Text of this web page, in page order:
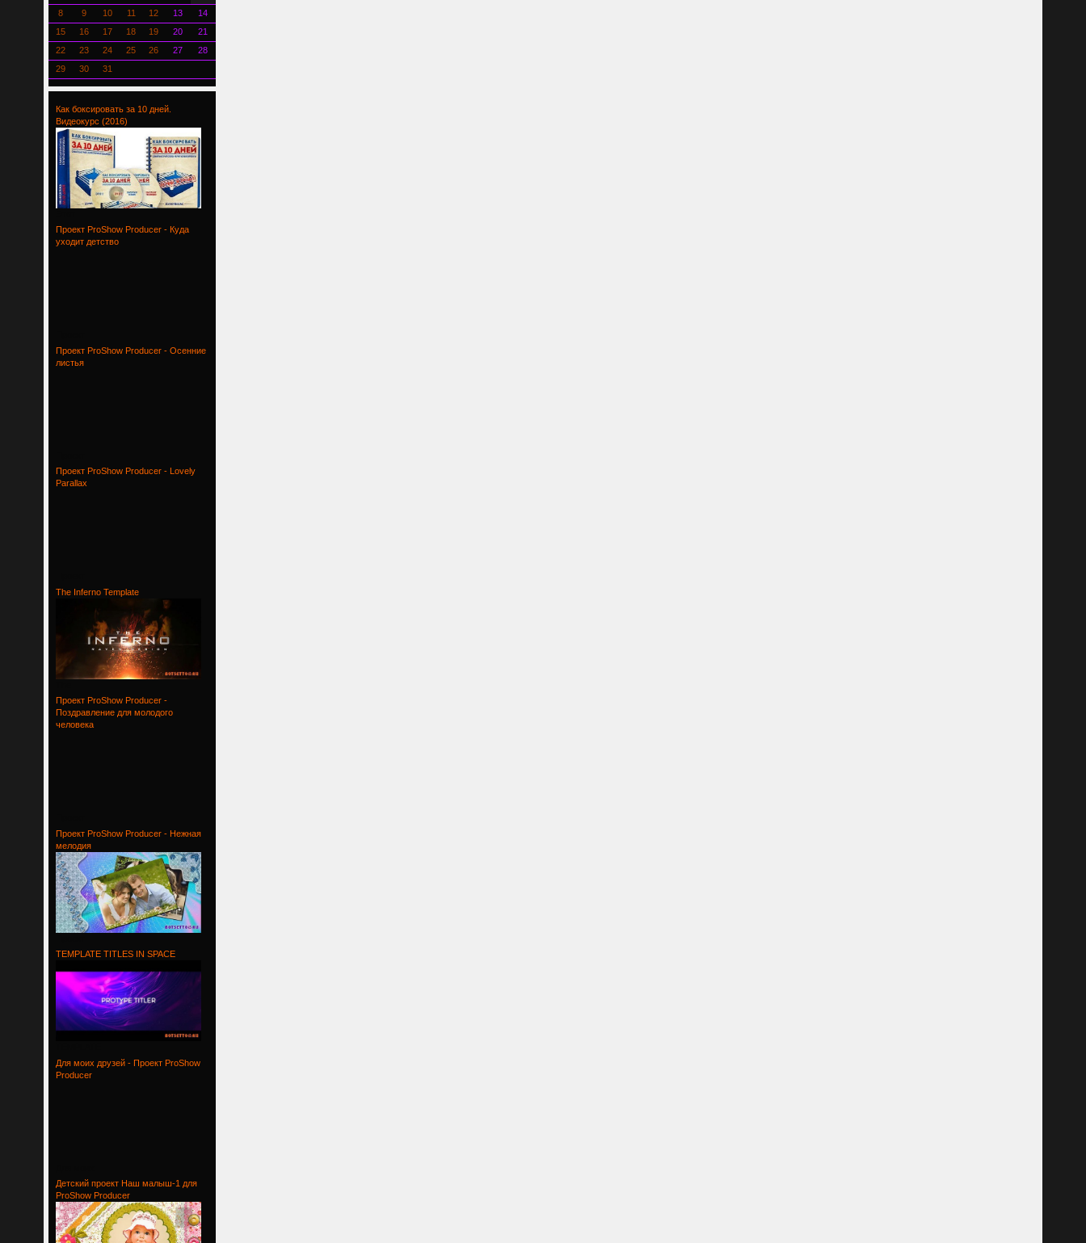
8
9 10 11 12 13
14
15
16 17 18 19 20
21
22
23 24 25 26 27
28
29
30 31
Как боксировать за 10 дней.
Видеокурс (2016)
Проект ProShow Producer - Куда
уходит детство
Проект ProShow Producer - Осенние
листья
Проект ProShow Producer - Lovely
Parallax
The Inferno Template
Проект ProShow Producer -
Поздравление для молодого
человека
Проект ProShow Producer - Нежная
мелодия
TEMPLATE TITLES IN SPACE
Для моих друзей - Проект ProShow
Producer
Детский проект Наш малыш-1 для
ProShow Producer